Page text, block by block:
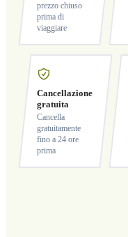
prezzo chiuso
prima di
viaggiare
Cancellazione
gratuita
Cancella
gratuitamente
fino a 24 ore
prima